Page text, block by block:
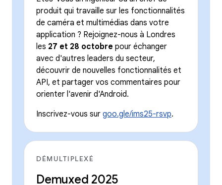
produit qui travaille sur les fonctionnalités
de caméra et multimédias dans votre
application ? Rejoignez-nous à Londres
les 27 et 28 octobre pour échanger
avec d'autres leaders du secteur,
découvrir de nouvelles fonctionnalités et
API, et partager vos commentaires pour
orienter l'avenir d'Android.
Inscrivez-vous sur goo.gle/ims25-rsvp.
DÉMULTIPLEXÉ
Demuxed 2025